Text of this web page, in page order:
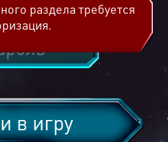
в игру
раздела требуется